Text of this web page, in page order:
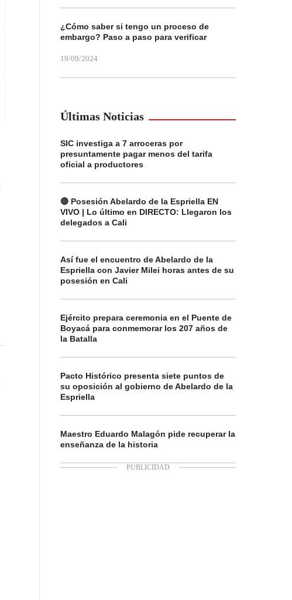
¿Cómo saber si tengo un proceso de
embargo? Paso a paso para verificar
19/09/2024
Últimas Noticias
SIC investiga a 7 arroceras por
presuntamente pagar menos del tarifa
oficial a productores
🔴 Posesión Abelardo de la Espriella EN
VIVO | Lo último en DIRECTO: Llegaron los
delegados a Cali
Así fue el encuentro de Abelardo de la
Espriella con Javier Milei horas antes de su
posesión en Cali
Ejército prepara ceremonia en el Puente de
Boyacá para conmemorar los 207 años de
la Batalla
Pacto Histórico presenta siete puntos de
su oposición al gobierno de Abelardo de la
Espriella
Maestro Eduardo Malagón pide recuperar la
enseñanza de la historia